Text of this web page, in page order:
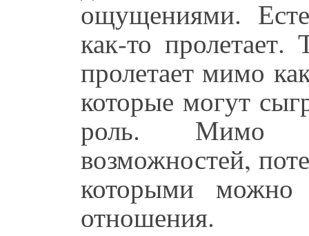
ощущениями.
как-то
пролетает мимо
которые могут
роль. Мимо
возможностей,
которыми можно
отношения.